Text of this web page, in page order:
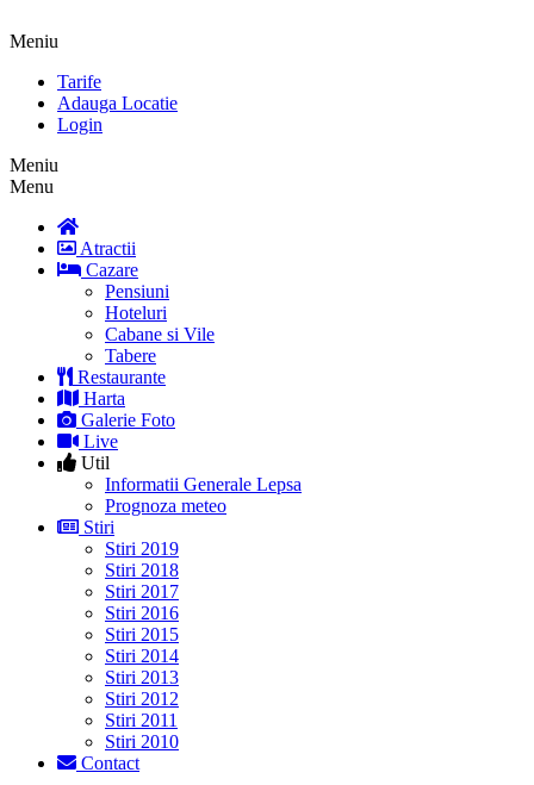
Meniu
Tarife
Adauga Locatie
Login
Meniu
Menu
Atractii
Cazare
Pensiuni
Hoteluri
Cabane si Vile
Tabere
Restaurante
Harta
Galerie Foto
Live
Util
Informatii Generale Lepsa
Prognoza meteo
Stiri
Stiri 2019
Stiri 2018
Stiri 2017
Stiri 2016
Stiri 2015
Stiri 2014
Stiri 2013
Stiri 2012
Stiri 2011
Stiri 2010
Contact